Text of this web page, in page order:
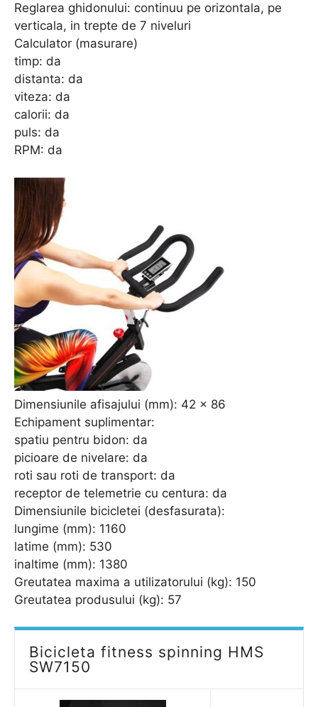
Reglarea ghidonului: continuu pe orizontala, pe
verticala, in trepte de 7 niveluri
Calculator (masurare)
timp: da
distanta: da
viteza: da
calorii: da
puls: da
RPM: da
Dimensiunile afisajului (mm): 42 x 86
Echipament suplimentar:
spatiu pentru bidon: da
picioare de nivelare: da
roti sau roti de transport: da
receptor de telemetrie cu centura: da
Dimensiunile bicicletei (desfasurata):
lungime (mm): 1160
latime (mm): 530
inaltime (mm): 1380
Greutatea maxima a utilizatorului (kg): 150
Greutatea produsului (kg): 57
Bicicleta fitness spinning HMS
SW7150